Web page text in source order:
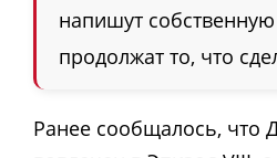
напишут
продолжат то, что
Ранее сообщалось, что